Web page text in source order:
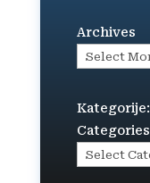
Archives
Kategorije:
Categories